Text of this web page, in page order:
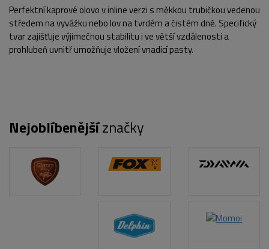
Perfektní kaprové olovo v inline verzi s měkkou trubičkou vedenou
středem na vyvážku nebo lov na tvrdém a čistém dně. Specifický
tvar zajišťuje výjimečnou stabilitu i ve větší vzdálenosti a
prohlubeň uvnitř umožňuje vložení vnadicí pasty.
Nejoblíbenějšíznačky